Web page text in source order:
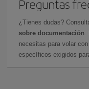
Preguntas
¿Tienes dudas?
sobre documentación:
necesitas para volar
específicos exigidos